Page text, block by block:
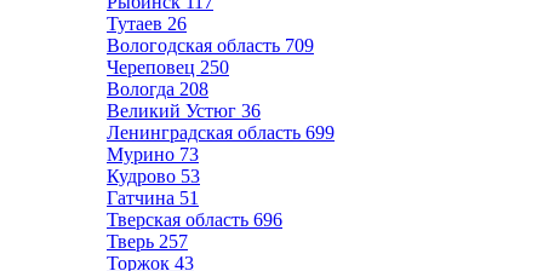
Тутаев 26
Вологодская область 709
Череповец 250
Вологда 208
Великий Устюг 36
Ленинградская область 699
Мурино 73
Кудрово 53
Гатчина 51
Тверская область 696
Тверь 257
Торжок 43